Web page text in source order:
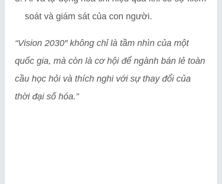
soát và giám sát của con người.
“Vision 2030″ không chỉ là tầm nhìn của một
quốc gia, mà còn là cơ hội để ngành bán lẻ toàn
cầu học hỏi và thích nghi với sự thay đổi của
thời đại số hóa.”